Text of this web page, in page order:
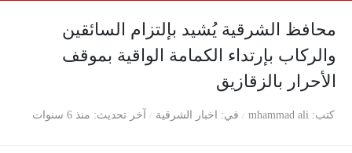
محافظ الشرقية يُشيد بإلتزام السائقين
والركاب بإرتداء الكمامة الواقية بموقف
الأحرار بالزقازيق
كتب mhammad ali في اخبار الشرقية آخر تحديث منذ 6 سنوات